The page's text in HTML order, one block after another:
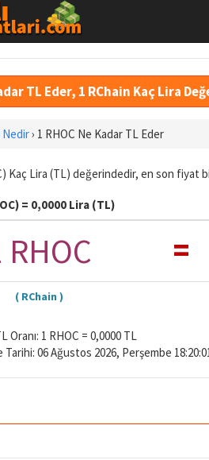
TL Eder, 1 RChain Kaç Lira
Nedir› 1 RHOC Ne Kadar TL Eder
Kaç Lira (TL) değerindedir, en son fiyat
= 0,0000 Lira (TL)
RHOC =
( RChain )
Oranı: 1 RHOC = 0,0000 TL
06 Ağustos 2026, Perşembe